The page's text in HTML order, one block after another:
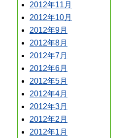
2012年11月
2012年10月
2012年9月
2012年8月
2012年7月
2012年6月
2012年5月
2012年4月
2012年3月
2012年2月
2012年1月